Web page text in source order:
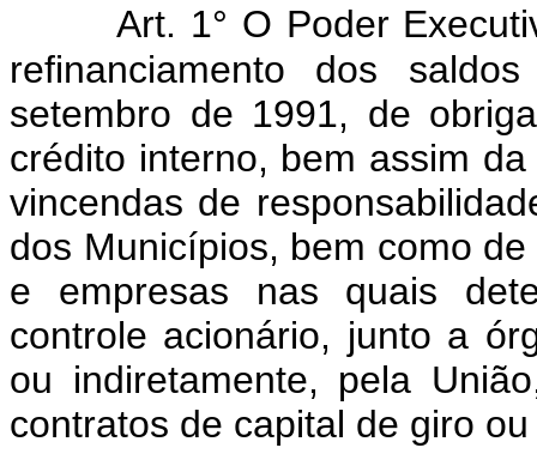
Art. 1° O Poder
refinanciamento dos
setembro de 1991, de
crédito interno, bem assim
vincendas de
dos Municípios, bem como
e empresas nas quais
controle acionário, junto a
ou indiretamente, pela
contratos de capital de giro